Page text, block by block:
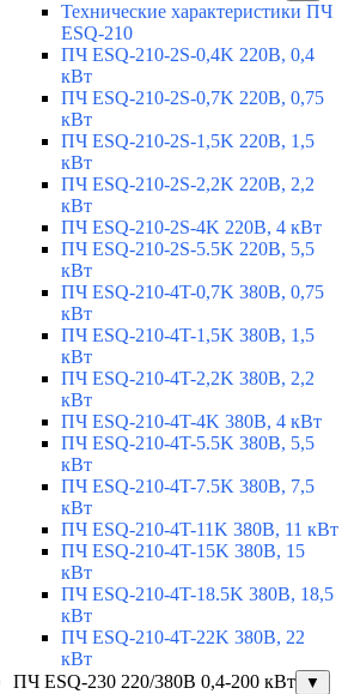
Технические характеристики ПЧ
ESQ-210
ПЧ ESQ-210-2S-0,4K 220В, 0,4
кВт
ПЧ ESQ-210-2S-0,7K 220В, 0,75
кВт
ПЧ ESQ-210-2S-1,5K 220В, 1,5
кВт
ПЧ ESQ-210-2S-2,2K 220В, 2,2
кВт
ПЧ ESQ-210-2S-4K 220В, 4 кВт
ПЧ ESQ-210-2S-5.5K 220В, 5,5
кВт
ПЧ ESQ-210-4T-0,7K 380В, 0,75
кВт
ПЧ ESQ-210-4T-1,5K 380В, 1,5
кВт
ПЧ ESQ-210-4T-2,2K 380В, 2,2
кВт
ПЧ ESQ-210-4T-4K 380В, 4 кВт
ПЧ ESQ-210-4T-5.5K 380В, 5,5
кВт
ПЧ ESQ-210-4T-7.5K 380В, 7,5
кВт
ПЧ ESQ-210-4T-11K 380В, 11 кВт
ПЧ ESQ-210-4T-15K 380В, 15
кВт
ПЧ ESQ-210-4T-18.5K 380В, 18,5
кВт
ПЧ ESQ-210-4T-22K 380В, 22
кВт
ПЧ ESQ-230 220/380В 0,4-200 кВт
▼